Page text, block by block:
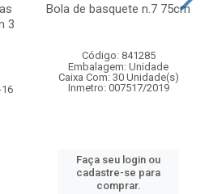
3
Bola de basquete n.7 75cm
Código: 841285
Embalagem: Unidade
Caixa Com: 30 Unidade(s)
Inmetro: 007517/2019
Faça seu login ou
cadastre-se para
comprar.